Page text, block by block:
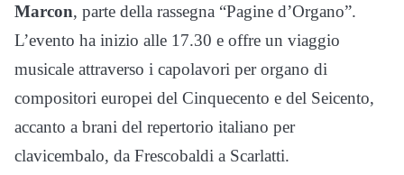
Marcon, parte della rassegna “Pagine d’Organo”.
L’evento ha inizio alle 17.30 e offre un viaggio
musicale attraverso i capolavori per organo di
compositori europei del Cinquecento e del Seicento,
accanto a brani del repertorio italiano per
clavicembalo, da Frescobaldi a Scarlatti.